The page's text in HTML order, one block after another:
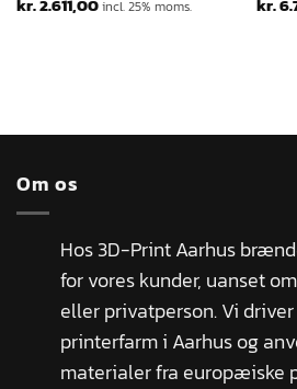
incl. 25% moms.
Om os
Hos 3D-Print Aarhus
for vores kunder, uanset
eller privatperson. Vi
printerfarm i Aarhus og
materialer fra europæiske